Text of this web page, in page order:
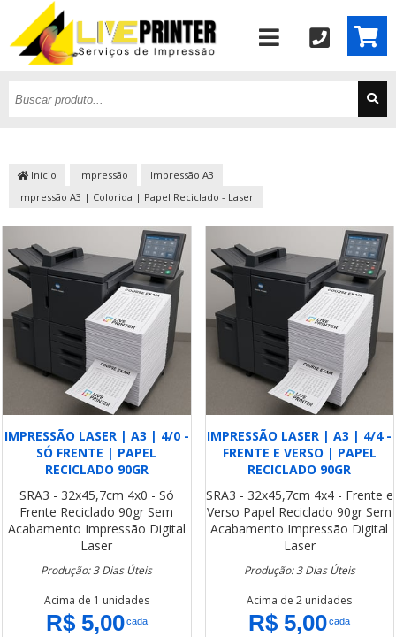
Início Impressão
Impressão A3
Impressão A3 | Colorida | Papel Reciclado - Laser
IMPRESSÃO LASER | A3 | 4/0 -
SÓ FRENTE | PAPEL
RECICLADO 90GR
SRA3 - 32x45,7cm 4x0 - Só
Frente Reciclado 90gr Sem
Acabamento Impressão Digital
Laser
Produção: 3 Dias Úteis
Acima de 1 unidades
R$ 5,00cada
IMPRESSÃO LASER | A3 | 4/4 -
FRENTE E VERSO | PAPEL
RECICLADO 90GR
SRA3 - 32x45,7cm 4x4 - Frente e
Verso Papel Reciclado 90gr Sem
Acabamento Impressão Digital
Laser
Produção: 3 Dias Úteis
Acima de 2 unidades
R$ 5,00cada